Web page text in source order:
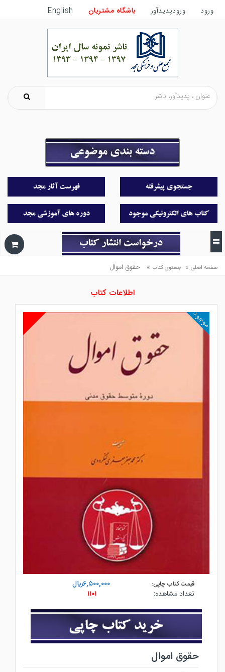
ورود ورودپدیدآور باشگاه مشتریان English
صفحه اصلی » جستوی کتاب » حقوق اموال
اطلاعات کتاب
موجود
قیمت کتاب چاپی:
۶,۵۰۰,۰۰۰ريال
تعداد مشاهده:
۱۱۰۱
حقوق اموال